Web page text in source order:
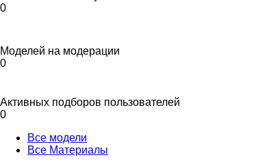
0
Моделей на модерации
0
Активных подборов пользователей
0
Все модели
Все Материалы